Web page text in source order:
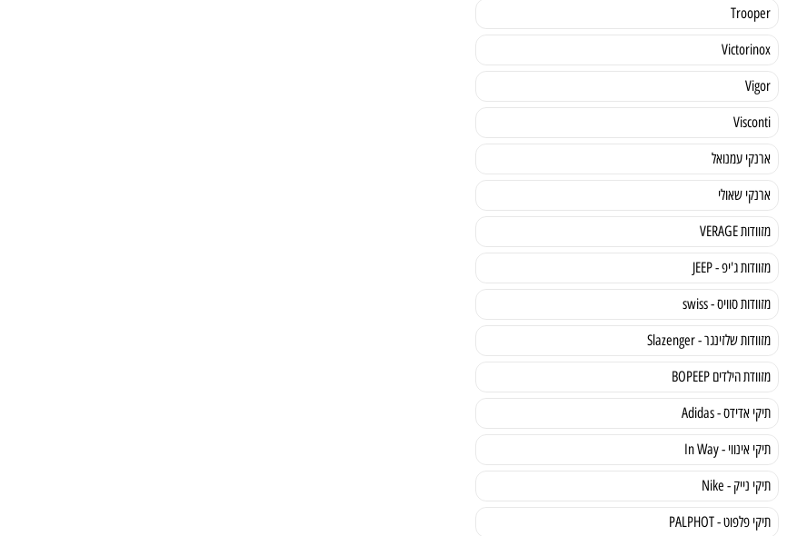
Trooper
Victorinox
Vigor
Visconti
ארנקי עמנואל
ארנקי שאולי
מזוודות VERAGE
מזוודות ג'יפ - JEEP
מזוודות סוויס - swiss
מזוודות שלזינגר - Slazenger
מזוודת הילדים BOPEEP
תיקי אדידס - Adidas
תיקי אינווי - In Way
תיקי נייק - Nike
תיקי פלפוט - PALPHOT